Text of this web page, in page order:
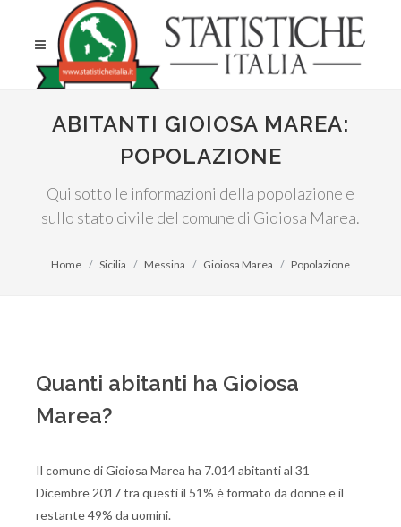
ABITANTI GIOIOSA MAREA:
POPOLAZIONE
Qui sotto le informazioni della popolazione e
sullo stato civile del comune di Gioiosa Marea.
Home Sicilia Messina Gioiosa Marea Popolazione
Quanti abitanti ha Gioiosa
Marea?
Il comune di Gioiosa Marea ha 7.014 abitanti al 31
Dicembre 2017 tra questi il 51% è formato da donne e il
restante 49% da uomini.